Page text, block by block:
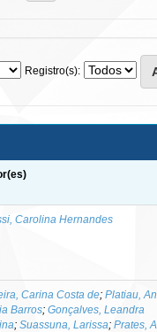
Registro(s):
Carolina Hernandes
Carina Costa de; Platiau,
Barros; Gonçalves, Leandra
; Suassuna, Larissa; Prates,